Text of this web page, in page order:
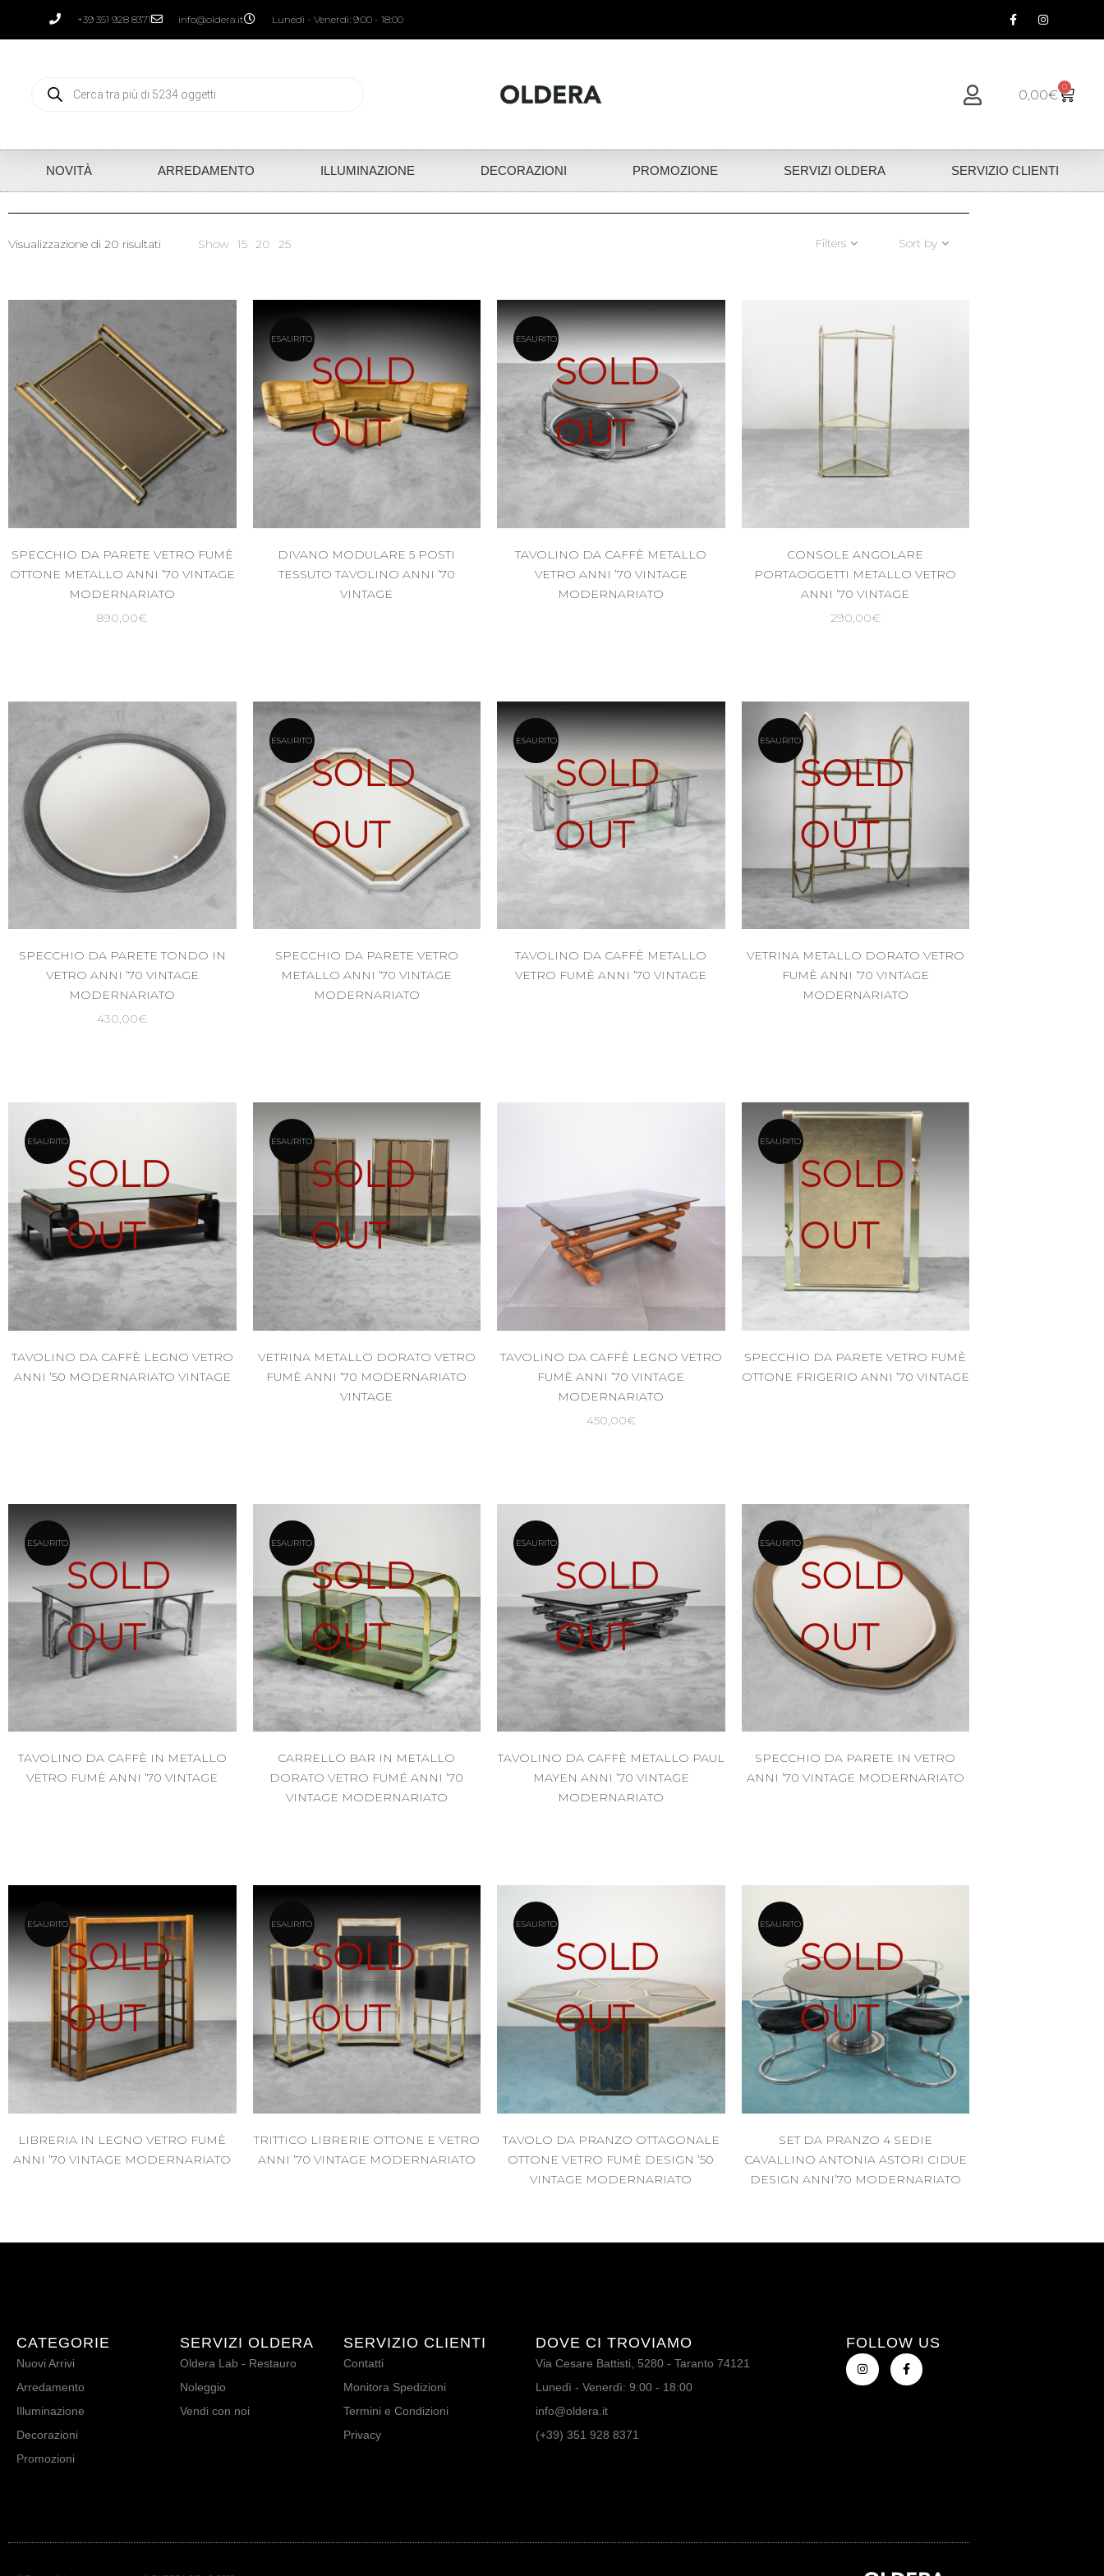
+39 351 928 8371 info@oldera.it Lunedì - Venerdì: 9:00 - 18:00
0,00€ 0
NOVITÀ ARREDAMENTO ILLUMINAZIONE DECORAZIONI PROMOZIONE SERVIZI OLDERA SERVIZIO CLIENTI
Visualizzazione di 20 risultati Show 15 20 25 Filters Sort by
SPECCHIO DA PARETE VETRO FUMÈ
OTTONE METALLO ANNI ’70 VINTAGE
MODERNARIATO
890,00€
SOLD
OUT
ESAURITO
DIVANO MODULARE 5 POSTI
TESSUTO TAVOLINO ANNI ’70
VINTAGE
SOLD
OUT
ESAURITO
TAVOLINO DA CAFFÈ METALLO
VETRO ANNI ’70 VINTAGE
MODERNARIATO
CONSOLE ANGOLARE
PORTAOGGETTI METALLO VETRO
ANNI ’70 VINTAGE
290,00€
SPECCHIO DA PARETE TONDO IN
VETRO ANNI ’70 VINTAGE
MODERNARIATO
430,00€
SOLD
OUT
ESAURITO
SPECCHIO DA PARETE VETRO
METALLO ANNI ’70 VINTAGE
MODERNARIATO
SOLD
OUT
ESAURITO
TAVOLINO DA CAFFÈ METALLO
VETRO FUMÈ ANNI ’70 VINTAGE
SOLD
OUT
ESAURITO
VETRINA METALLO DORATO VETRO
FUMÈ ANNI ’70 VINTAGE
MODERNARIATO
SOLD
OUT
ESAURITO
TAVOLINO DA CAFFÈ LEGNO VETRO
ANNI ’50 MODERNARIATO VINTAGE
SOLD
OUT
ESAURITO
VETRINA METALLO DORATO VETRO
FUMÈ ANNI ’70 MODERNARIATO
VINTAGE
TAVOLINO DA CAFFÈ LEGNO VETRO
FUMÈ ANNI ’70 VINTAGE
MODERNARIATO
450,00€
SOLD
OUT
ESAURITO
SPECCHIO DA PARETE VETRO FUMÈ
OTTONE FRIGERIO ANNI ’70 VINTAGE
SOLD
OUT
ESAURITO
TAVOLINO DA CAFFÈ IN METALLO
VETRO FUMÈ ANNI ’70 VINTAGE
RISERVATO
SOLD
OUT
ESAURITO
CARRELLO BAR IN METALLO
DORATO VETRO FUMÉ ANNI ’70
VINTAGE MODERNARIATO
SOLD
OUT
ESAURITO
TAVOLINO DA CAFFÈ METALLO PAUL
MAYEN ANNI ’70 VINTAGE
MODERNARIATO
SOLD
OUT
ESAURITO
SPECCHIO DA PARETE IN VETRO
ANNI ’70 VINTAGE MODERNARIATO
SOLD
OUT
ESAURITO
LIBRERIA IN LEGNO VETRO FUMÈ
ANNI ’70 VINTAGE MODERNARIATO
SOLD
OUT
ESAURITO
TRITTICO LIBRERIE OTTONE E VETRO
ANNI ’70 VINTAGE MODERNARIATO
SOLD
OUT
ESAURITO
TAVOLO DA PRANZO OTTAGONALE
OTTONE VETRO FUMÈ DESIGN ’50
VINTAGE MODERNARIATO
SOLD
OUT
ESAURITO
SET DA PRANZO 4 SEDIE
CAVALLINO ANTONIA ASTORI CIDUE
DESIGN ANNI’70 MODERNARIATO
CATEGORIE
Nuovi Arrivi
Arredamento
Illuminazione
Decorazioni
Promozioni
SERVIZI OLDERA
Oldera Lab - Restauro
Noleggio
Vendi con noi
SERVIZIO CLIENTI
Contatti
Monitora Spedizioni
Termini e Condizioni
Privacy
DOVE CI TROVIAMO
Via Cesare Battisti, 5280 - Taranto 74121
Lunedì - Venerdì: 9:00 - 18:00
info@oldera.it
(+39) 351 928 8371
FOLLOW US